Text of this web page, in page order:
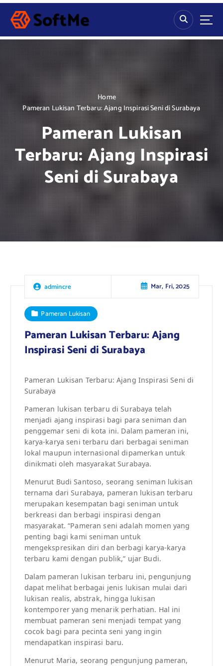
S
p
Home
Pameran Lukisan Terbaru: Ajang Inspirasi Seni di Surabaya
Pameran Lukisan
Terbaru: Ajang Inspirasi
Seni di Surabaya
admincre Mar, Fri, 2025
Pameran Lukisan
Pameran Lukisan Terbaru: Ajang
Inspirasi Seni di Surabaya
Pameran Lukisan Terbaru: Ajang Inspirasi Seni di
Surabaya
Pameran lukisan terbaru di Surabaya telah
menjadi ajang inspirasi bagi para seniman dan
penggemar seni di kota ini. Dalam pameran ini,
karya-karya seni terbaru dari berbagai seniman
lokal maupun internasional dipamerkan untuk
dinikmati oleh masyarakat Surabaya.
Menurut Budi Santoso, seorang seniman lukisan
ternama dari Surabaya, pameran lukisan terbaru
merupakan kesempatan bagi seniman untuk
berkreasi dan berbagi inspirasi dengan
masyarakat. “Pameran seni adalah momen yang
penting bagi kami seniman untuk
mengekspresikan diri dan berbagi karya-karya
terbaru kami dengan publik,” ujar Budi.
Dalam pameran lukisan terbaru ini, pengunjung
dapat melihat berbagai jenis lukisan mulai dari
lukisan realis, abstrak, hingga lukisan
kontemporer yang menarik perhatian. Hal ini
membuat pameran seni menjadi tempat yang
cocok bagi para pecinta seni yang ingin
mendapatkan inspirasi baru.
Menurut Maria, seorang pengunjung pameran,